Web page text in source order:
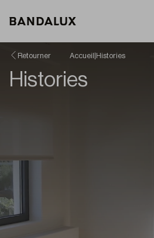
Retourner Accueil Histories
Histories